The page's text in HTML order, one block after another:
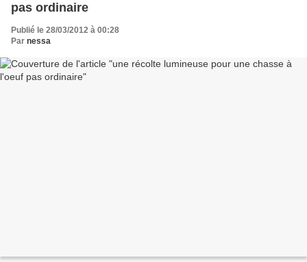
pas ordinaire
Publié le 28/03/2012 à 00:28
Par nessa